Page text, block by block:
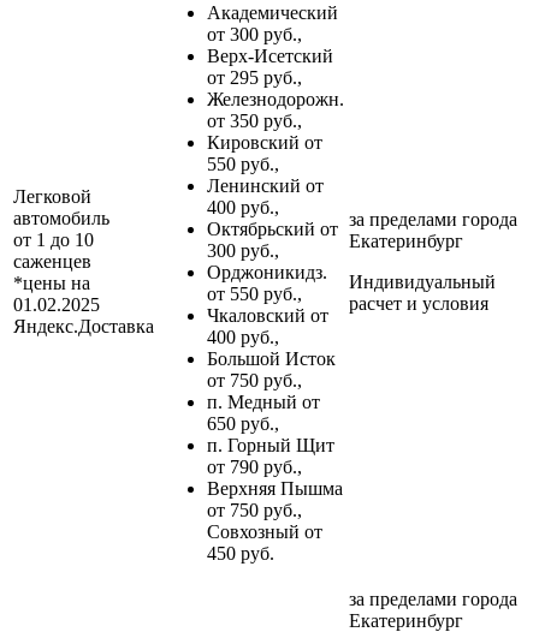
Легковой
автомобиль
от 1 до 10
саженцев
*цены на
01.02.2025
Яндекс.Доставка
Академический
от 300 руб.,
Верх-Исетский
от 295 руб.,
Железнодорожн.
от 350 руб.,
Кировский от
550 руб.,
Ленинский от
400 руб.,
Октябрьский от
300 руб.,
Орджоникидз.
от 550 руб.,
Чкаловский от
400 руб.,
Большой Исток
от 750 руб.,
п. Медный от
650 руб.,
п. Горный Щит
от 790 руб.,
Верхняя Пышма
от 750 руб.,
Совхозный от
450 руб.
за пределами города
Екатеринбург
Индивидуальный
расчет и условия
за пределами города
Екатеринбург